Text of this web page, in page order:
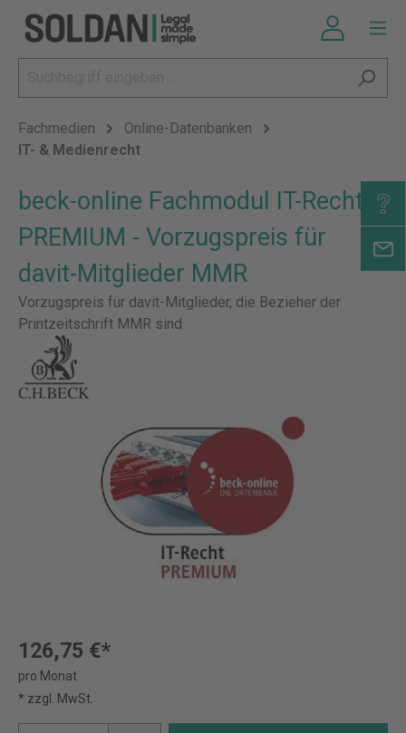
Fachmedien
Online-Datenbanken
IT- & Medienrecht
beck-online Fachmodul IT-Recht
PREMIUM - Vorzugspreis für
davit-Mitglieder MMR
Vorzugspreis für davit-Mitglieder, die Bezieher der
Printzeitschrift MMR sind
126,75 €*
pro Monat
* zzgl. MwSt.